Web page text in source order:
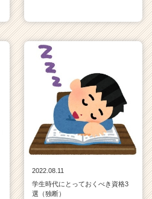
2022.08.11
学生時代にとっておくべき資格3
選（独断）